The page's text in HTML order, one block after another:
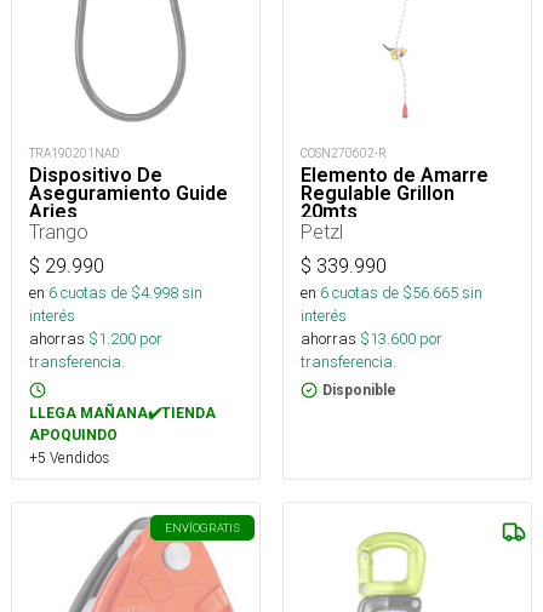
TRA190201NAD
Dispositivo De
Aseguramiento Guide
Aries
Trango
$ 29.990
en 6cuotas de $4.998sin
interés
ahorras $1.200 por
transferencia.
LLEGA MAÑANA✔️TIENDA
APOQUINDO
+5 Vendidos
COSN270602-R
Elemento de Amarre
Regulable Grillon
20mts
Petzl
$ 339.990
en 6cuotas de $56.665sin
interés
ahorras $13.600 por
transferencia.
Disponible
ENVÍOGRATIS